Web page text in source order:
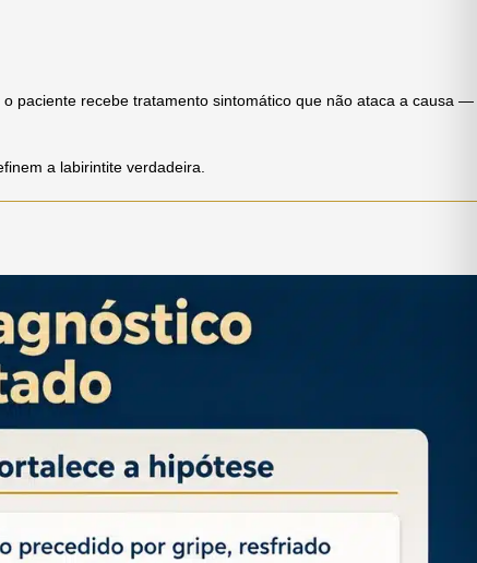
, o paciente recebe tratamento sintomático que não ataca a causa —
a labirintite verdadeira.